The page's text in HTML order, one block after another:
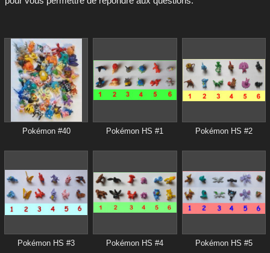
Pokémon #40 Pokémon HS #1 Pokémon HS #2
Pokémon HS #3 Pokémon HS #4 Pokémon HS #5